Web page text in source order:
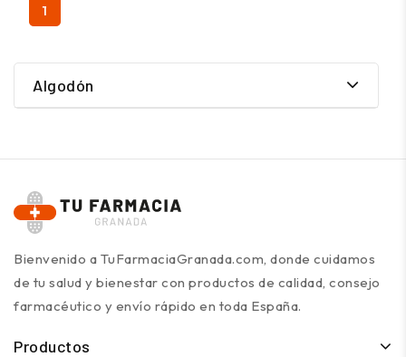
1
Algodón
Bienvenido a TuFarmaciaGranada.com, donde cuidamos
de tu salud y bienestar con productos de calidad, consejo
farmacéutico y envío rápido en toda España.
Productos